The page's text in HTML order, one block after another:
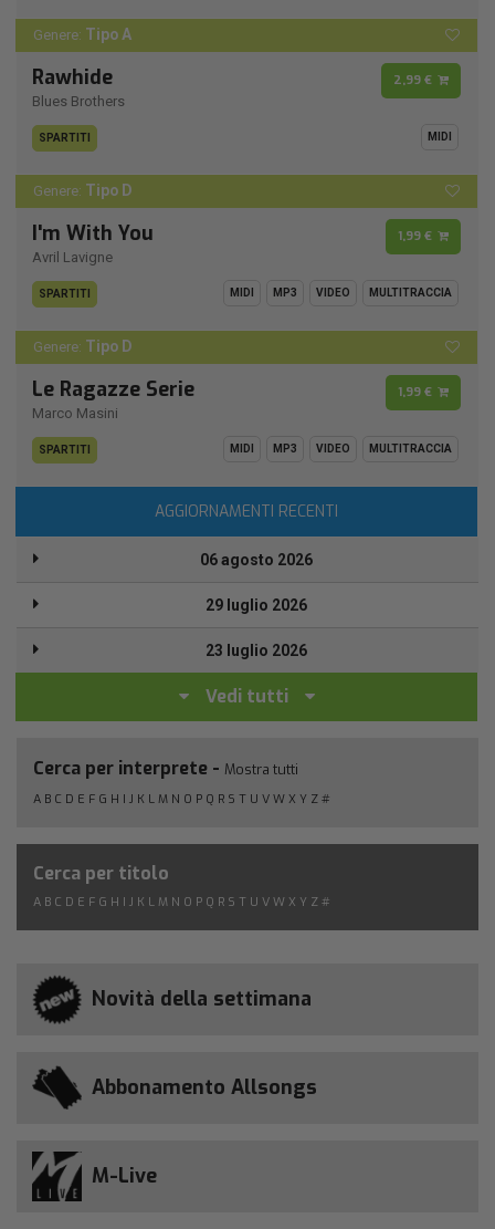
Genere: Tipo A
Rawhide
Blues Brothers
2,99 €
SPARTITI MIDI
Genere: Tipo D
I'm With You
Avril Lavigne
1,99 €
SPARTITI MIDI MP3 VIDEO MULTITRACCIA
Genere: Tipo D
Le Ragazze Serie
Marco Masini
1,99 €
SPARTITI MIDI MP3 VIDEO MULTITRACCIA
AGGIORNAMENTI RECENTI
06 agosto 2026
29 luglio 2026
23 luglio 2026
Vedi tutti
Cerca per interprete - Mostra tutti
A B C D E F G H I J K L M N O P Q R S T U V W X Y Z #
Cerca per titolo
A B C D E F G H I J K L M N O P Q R S T U V W X Y Z #
Novità della settimana
Abbonamento Allsongs
M-Live